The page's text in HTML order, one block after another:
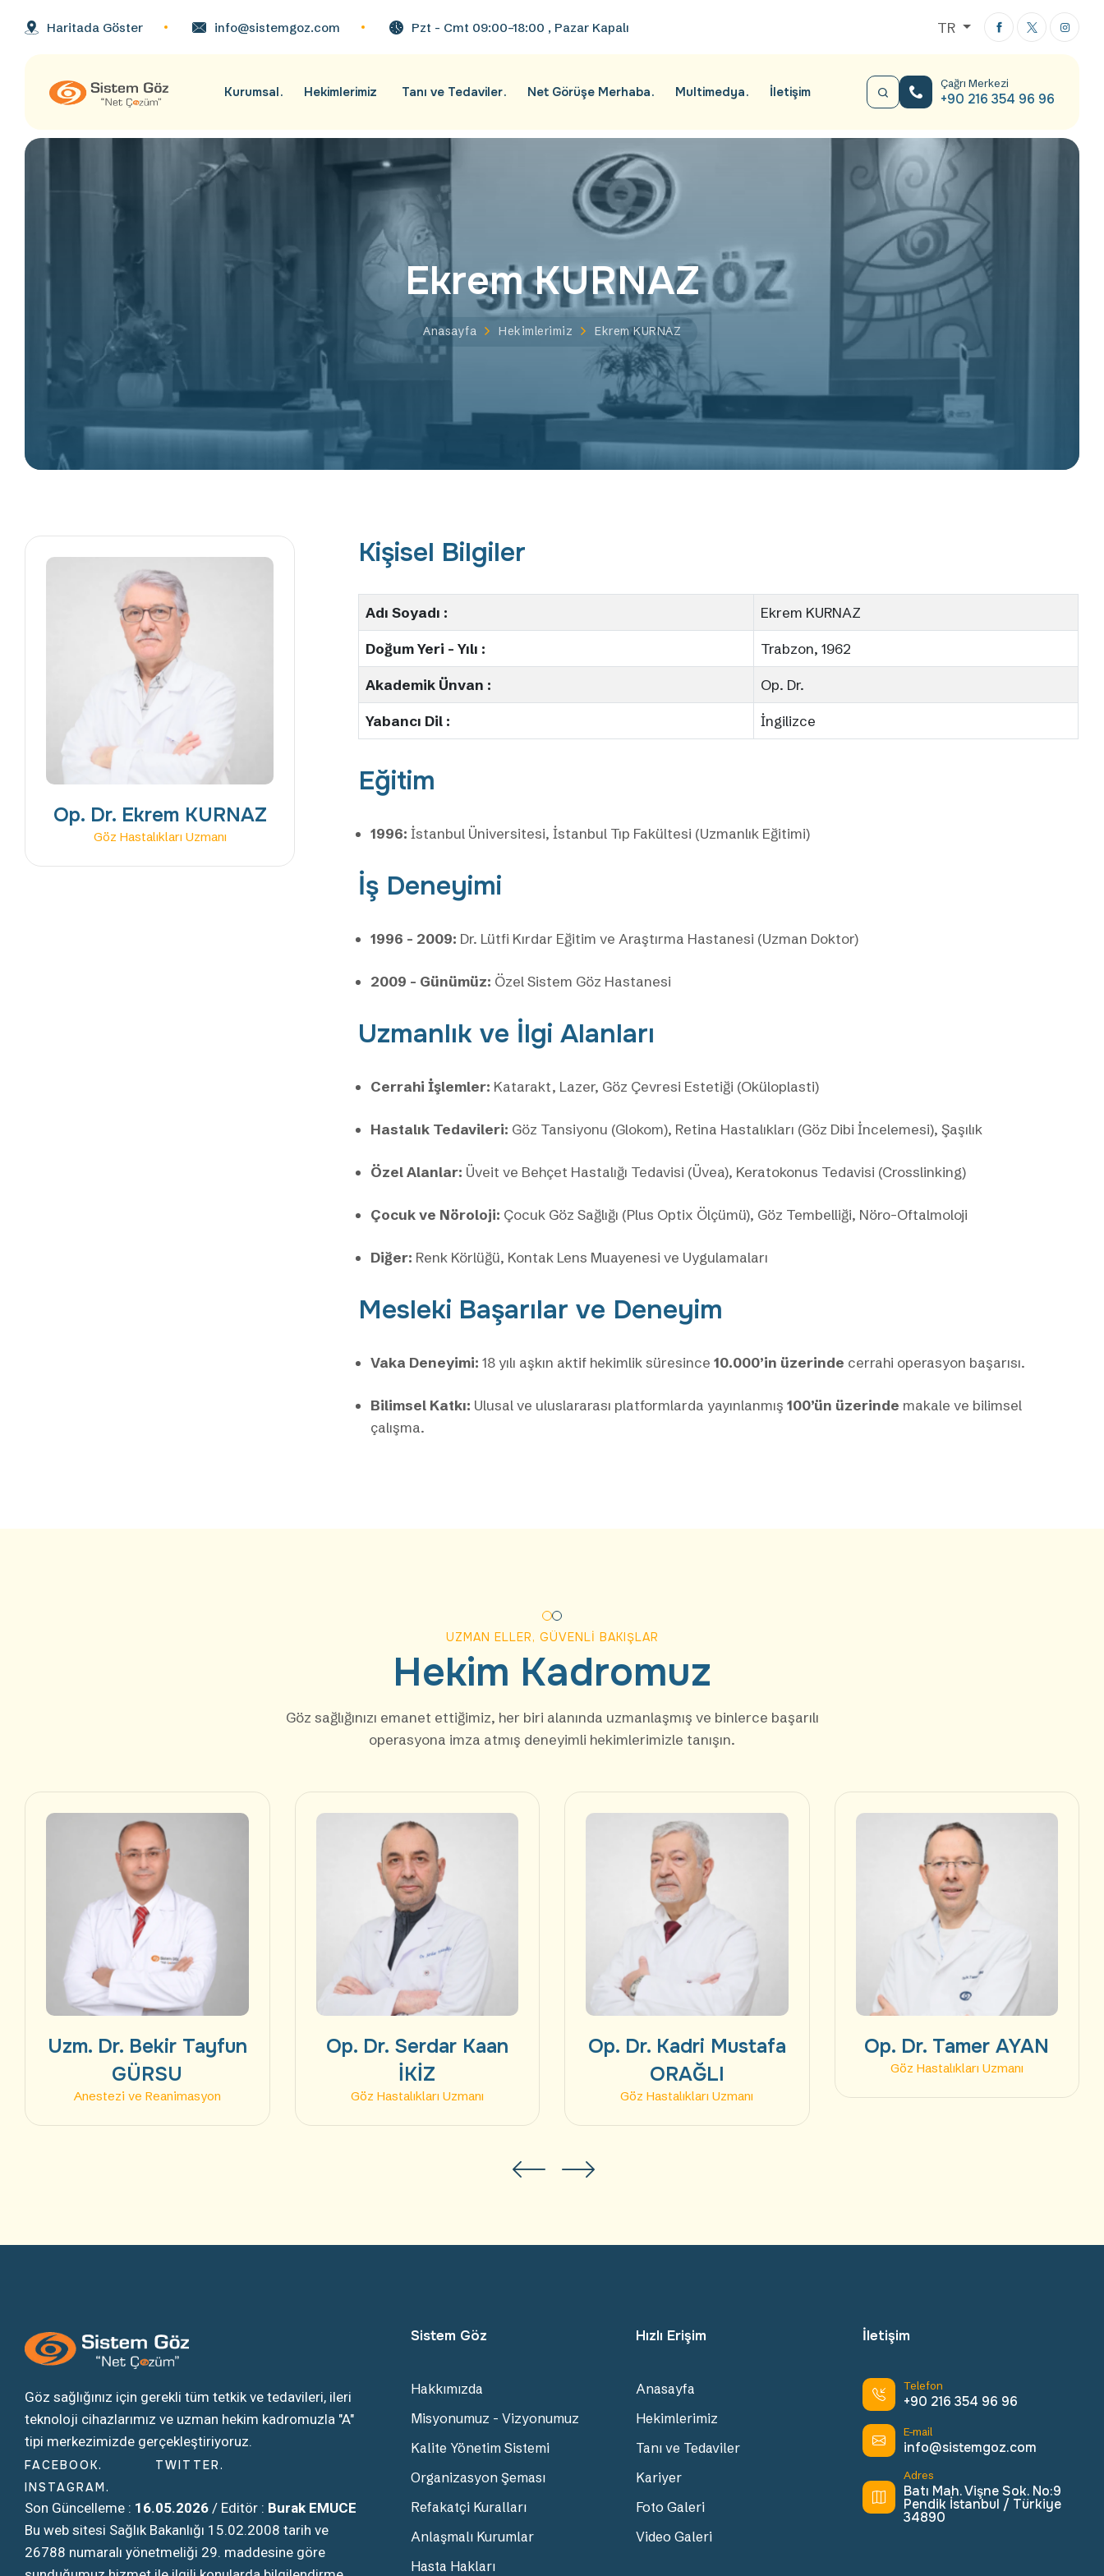
Haritada Göster info@sistemgoz.com Pzt - Cmt 09:00–18:00 , Pazar Kapalı TR
Kurumsal Hekimlerimiz Tanı ve Tedaviler Net Görüşe Merhaba Multimedya İletişim
Çağrı Merkezi
+90 216 354 96 96
Ekrem KURNAZ
Anasayfa Hekimlerimiz Ekrem KURNAZ
Op. Dr. Ekrem KURNAZ
Göz Hastalıkları Uzmanı
Kişisel Bilgiler
Adı Soyadı : Ekrem KURNAZ
Doğum Yeri - Yılı : Trabzon, 1962
Akademik Ünvan : Op. Dr.
Yabancı Dil : İngilizce
Eğitim
1996: İstanbul Üniversitesi, İstanbul Tıp Fakültesi (Uzmanlık Eğitimi)
İş Deneyimi
1996 - 2009: Dr. Lütfi Kırdar Eğitim ve Araştırma Hastanesi (Uzman Doktor)
2009 - Günümüz: Özel Sistem Göz Hastanesi
Uzmanlık ve İlgi Alanları
Cerrahi İşlemler: Katarakt, Lazer, Göz Çevresi Estetiği (Oküloplasti)
Hastalık Tedavileri: Göz Tansiyonu (Glokom), Retina Hastalıkları (Göz Dibi İncelemesi), Şaşılık
Özel Alanlar: Üveit ve Behçet Hastalığı Tedavisi (Üvea), Keratokonus Tedavisi (Crosslinking)
Çocuk ve Nöroloji: Çocuk Göz Sağlığı (Plus Optix Ölçümü), Göz Tembelliği, Nöro-Oftalmoloji
Diğer: Renk Körlüğü, Kontak Lens Muayenesi ve Uygulamaları
Mesleki Başarılar ve Deneyim
Vaka Deneyimi: 18 yılı aşkın aktif hekimlik süresince10.000’in üzerinde cerrahi operasyon başarısı.
Bilimsel Katkı: Ulusal ve uluslararası platformlarda yayınlanmış100’ün üzerinde makale ve bilimsel
çalışma.
UZMAN ELLER, GÜVENLI BAKIŞLAR
Hekim Kadromuz
Göz sağlığınızı emanet ettiğimiz, her biri alanında uzmanlaşmış ve binlerce başarılı
operasyona imza atmış deneyimli hekimlerimizle tanışın.
Uzm. Dr. Bekir Tayfun
GÜRSU
Anestezi ve Reanimasyon
Op. Dr. Serdar Kaan
İKİZ
Göz Hastalıkları Uzmanı
Op. Dr. Kadri Mustafa
ORAĞLI
Göz Hastalıkları Uzmanı
Op. Dr. Tamer AYAN
Göz Hastalıkları Uzmanı
Göz sağlığınız için gerekli tüm tetkik ve tedavileri, ileri
teknoloji cihazlarımız ve uzman hekim kadromuzla "A"
tipi merkezimizde gerçekleştiriyoruz.
FACEBOOK
TWITTER
INSTAGRAM
Son Güncelleme : 16.05.2026 / Editör : Burak EMUCE
Bu web sitesi Sağlık Bakanlığı 15.02.2008 tarih ve
26788 numaralı yönetmeliği 29. maddesine göre
Sistem Göz
Hakkımızda
Misyonumuz - Vizyonumuz
Kalite Yönetim Sistemi
Organizasyon Şeması
Refakatçi Kuralları
Anlaşmalı Kurumlar
Hasta Hakları
Hızlı Erişim
Anasayfa
Hekimlerimiz
Tanı ve Tedaviler
Kariyer
Foto Galeri
Video Galeri
İletişim
Telefon
+90 216 354 96 96
E-mail
info@sistemgoz.com
Adres
Batı Mah. Vişne Sok. No:9
Pendik İstanbul / Türkiye
34890